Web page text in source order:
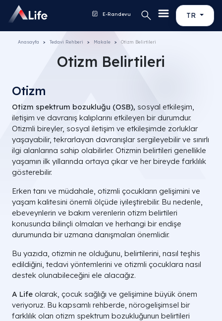
TR
E-Randevu
Anasayfa Tedavi Rehberi Makale Otizm Belirtileri
Otizm Belirtileri
Otizm
Otizm spektrum bozukluğu (OSB), sosyal etkileşim,
iletişim ve davranış kalıplarını etkileyen bir durumdur.
Otizmli bireyler, sosyal iletişim ve etkileşimde zorluklar
yaşayabilir, tekrarlayan davranışlar sergileyebilir ve sınırlı
ilgi alanlarına sahip olabilirler. Otizmin belirtileri genellikle
yaşamın ilk yıllarında ortaya çıkar ve her bireyde farklılık
gösterebilir.
Erken tanı ve müdahale, otizmli çocukların gelişimini ve
yaşam kalitesini önemli ölçüde iyileştirebilir. Bu nedenle,
ebeveynlerin ve bakım verenlerin otizm belirtileri
konusunda bilinçli olmaları ve herhangi bir endişe
durumunda bir uzmana danışmaları önemlidir.
Bu yazıda, otizmin ne olduğunu, belirtilerini, nasıl teşhis
edildiğini, tedavi yöntemlerini ve otizmli çocuklara nasıl
destek olunabileceğini ele alacağız.
A Life olarak, çocuk sağlığı ve gelişimine büyük önem
veriyoruz. Bu kapsamlı rehberde, nörogelişimsel bir
farklılık olan otizm spektrum bozukluğunun belirtileri